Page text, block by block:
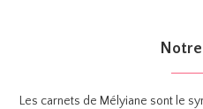
Les carnets de Mélyiane sont le